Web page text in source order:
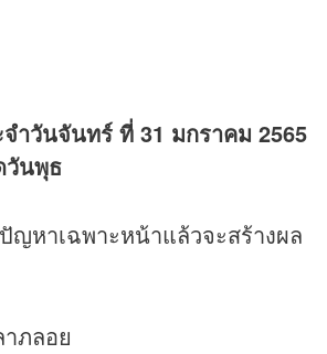
ำวันจันทร์ ที่ 31 มกราคม 2565
วันพุธ
าเฉพาะหน้าแล้วจะสร้างผล
ลอย